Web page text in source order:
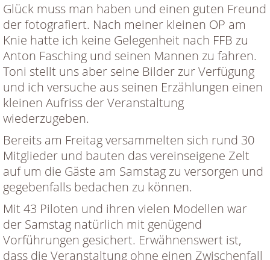
Glück muss man haben und einen guten Freund
der fotografiert. Nach meiner kleinen OP am
Knie hatte ich keine Gelegenheit nach FFB zu
Anton Fasching und seinen Mannen zu fahren.
Toni stellt uns aber seine Bilder zur Verfügung
und ich versuche aus seinen Erzählungen einen
kleinen Aufriss der Veranstaltung
wiederzugeben.
Bereits am Freitag versammelten sich rund 30
Mitglieder und bauten das vereinseigene Zelt
auf um die Gäste am Samstag zu versorgen und
gegebenfalls bedachen zu können.
Mit 43 Piloten und ihren vielen Modellen war
der Samstag natürlich mit genügend
Vorführungen gesichert. Erwähnenswert ist,
dass die Veranstaltung ohne einen Zwischenfall